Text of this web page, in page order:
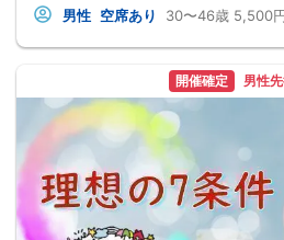
男性 空席あり 30〜46歳 5,500
開催確定 男性先